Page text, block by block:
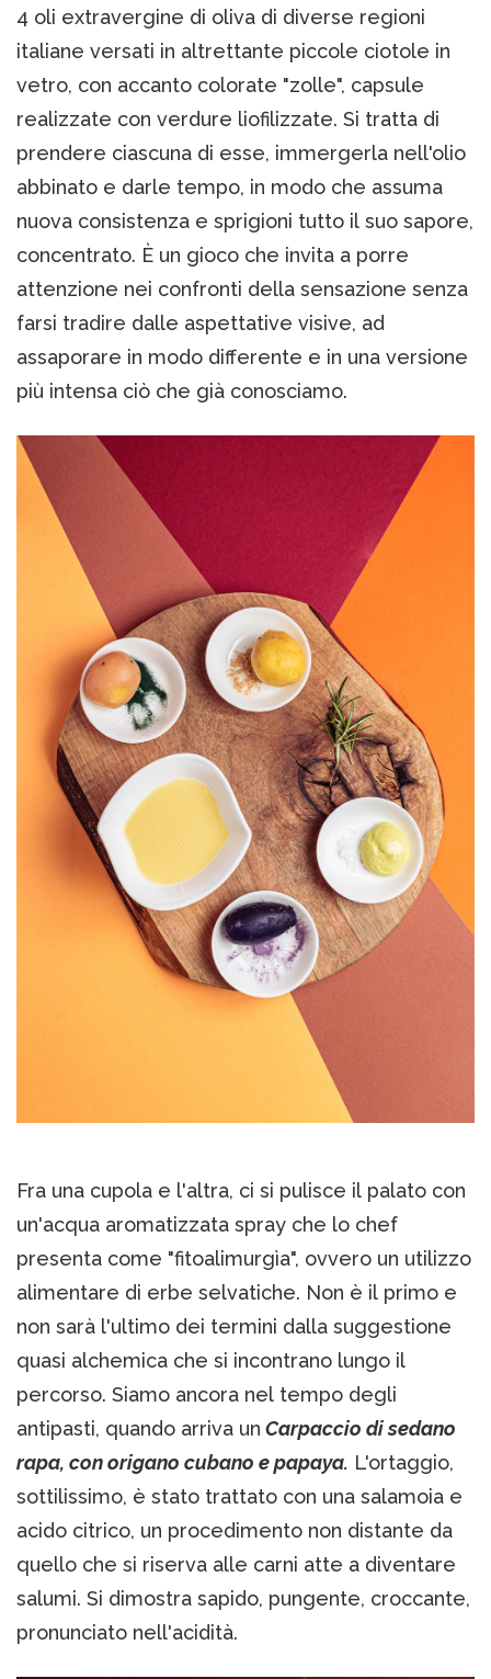
4 oli extravergine di oliva di diverse regioni
italiane versati in altrettante piccole ciotole in
vetro, con accanto colorate "zolle", capsule
realizzate con verdure liofilizzate. Si tratta di
prendere ciascuna di esse, immergerla nell'olio
abbinato e darle tempo, in modo che assuma
nuova consistenza e sprigioni tutto il suo sapore,
concentrato. È un gioco che invita a porre
attenzione nei confronti della sensazione senza
farsi tradire dalle aspettative visive, ad
assaporare in modo differente e in una versione
più intensa ciò che già conosciamo.
Fra una cupola e l'altra, ci si pulisce il palato con
un'acqua aromatizzata spray che lo chef
presenta come "fitoalimurgìa", ovvero un utilizzo
alimentare di erbe selvatiche. Non è il primo e
non sarà l'ultimo dei termini dalla suggestione
quasi alchemica che si incontrano lungo il
percorso. Siamo ancora nel tempo degli
antipasti, quando arriva un Carpaccio di sedano
rapa, con origano cubano e papaya. L'ortaggio,
sottilissimo, è stato trattato con una salamoia e
acido citrico, un procedimento non distante da
quello che si riserva alle carni atte a diventare
salumi. Si dimostra sapido, pungente, croccante,
pronunciato nell'acidità.